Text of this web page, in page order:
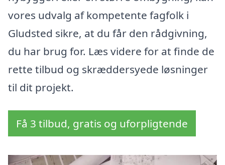
vores udvalg af kompetente fagfolk i
Gludsted sikre, at du får den rådgivning,
du har brug for. Læs videre for at finde de
rette tilbud og skræddersyede løsninger
til dit projekt.
Få 3 tilbud, gratis og uforpligtende